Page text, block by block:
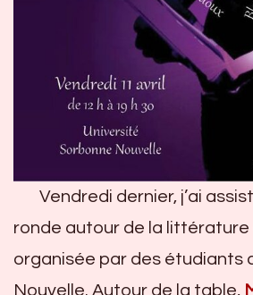
Vendredi dernier, j’ai
ronde autour de la
organisée par des étudiants
Nouvelle. Autour de la table,